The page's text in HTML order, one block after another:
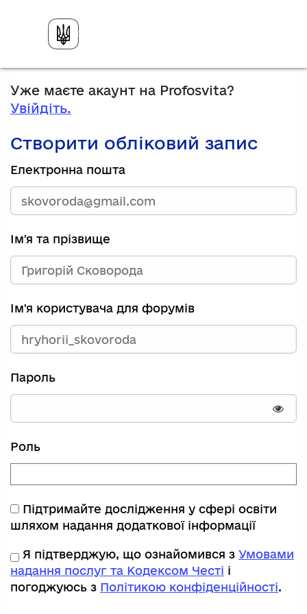
Уже маєте акаунт на Profosvita?
Увійдіть.
Створити обліковий запис
Електронна пошта
Ім'я та прізвище
Ім'я користувача для форумів
Пароль
Роль
Підтримайте дослідження у сфері освіти
шляхом надання додаткової інформації
Я підтверджую, що ознайомився з Умовами
надання послуг та Кодексом Честі і
погоджуюсь з Політикою конфіденційності.